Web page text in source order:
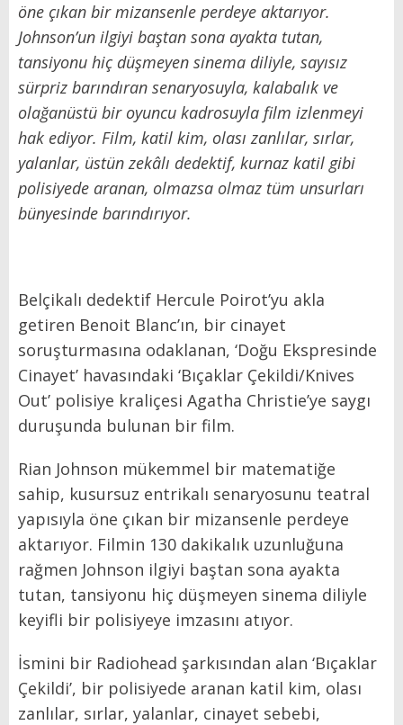
öne çıkan bir mizansenle perdeye aktarıyor.
Johnson’un ilgiyi baştan sona ayakta tutan,
tansiyonu hiç düşmeyen sinema diliyle, sayısız
sürpriz barındıran senaryosuyla, kalabalık ve
olağanüstü bir oyuncu kadrosuyla film izlenmeyi
hak ediyor. Film, katil kim, olası zanlılar, sırlar,
yalanlar, üstün zekâlı dedektif, kurnaz katil gibi
polisiyede aranan, olmazsa olmaz tüm unsurları
bünyesinde barındırıyor.
Belçikalı dedektif Hercule Poirot’yu akla
getiren Benoit Blanc’ın, bir cinayet
soruşturmasına odaklanan, ‘Doğu Ekspresinde
Cinayet’ havasındaki ‘Bıçaklar Çekildi/Knives
Out’ polisiye kraliçesi Agatha Christie’ye saygı
duruşunda bulunan bir film.
Rian Johnson mükemmel bir matematiğe
sahip, kusursuz entrikalı senaryosunu teatral
yapısıyla öne çıkan bir mizansenle perdeye
aktarıyor. Filmin 130 dakikalık uzunluğuna
rağmen Johnson ilgiyi baştan sona ayakta
tutan, tansiyonu hiç düşmeyen sinema diliyle
keyifli bir polisiyeye imzasını atıyor.
İsmini bir Radiohead şarkısından alan ‘Bıçaklar
Çekildi’, bir polisiyede aranan katil kim, olası
zanlılar, sırlar, yalanlar, cinayet sebebi,